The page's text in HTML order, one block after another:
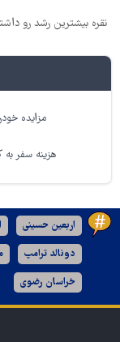
نقره بیشترین رشد رو
مزایده
هزینه سفر به
اربعین حسینی
دونالد ترامپ
خراسان رضوی